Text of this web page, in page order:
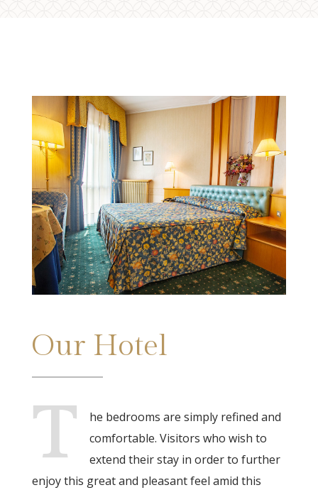
Our Hotel
T
he bedrooms are simply refined and
comfortable. Visitors who wish to
extend their stay in order to further
enjoy this great and pleasant feel amid this